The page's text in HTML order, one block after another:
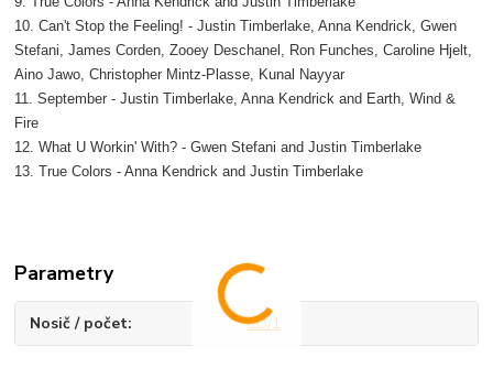
10. Can't Stop the Feeling! - Justin Timberlake, Anna Kendrick, Gwen
Stefani, James Corden, Zooey Deschanel, Ron Funches, Caroline Hjelt,
Aino Jawo, Christopher Mintz-Plasse, Kunal Nayyar
11. September - Justin Timberlake, Anna Kendrick and Earth, Wind &
Fire
12. What U Workin' With? - Gwen Stefani and Justin Timberlake
13. True Colors - Anna Kendrick and Justin Timberlake
Parametry
Nosič / počet CD/1